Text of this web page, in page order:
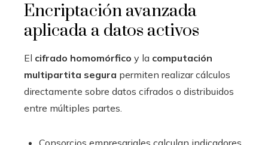
Encriptación avanzada
aplicada a datos activos
El cifrado homomórfico y la computación
multipartita segura permiten realizar cálculos
directamente sobre datos cifrados o distribuidos
entre múltiples partes.